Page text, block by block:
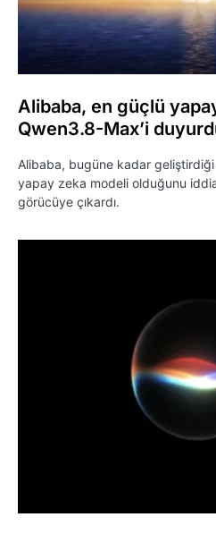
Alibaba, en güçlü
Qwen3.8-Max’i
Alibaba, bugüne kadar
yapay zeka modeli olduğunu
görücüye çıkardı.